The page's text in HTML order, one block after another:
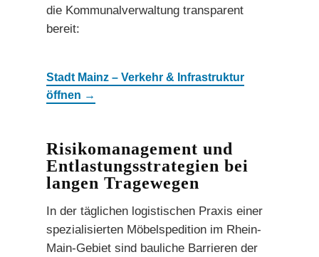
die Kommunalverwaltung transparent
bereit:
Stadt Mainz – Verkehr & Infrastruktur
öffnen →
Risikomanagement und
Entlastungsstrategien bei
langen Tragewegen
In der täglichen logistischen Praxis einer
spezialisierten Möbelspedition im Rhein-
Main-Gebiet sind bauliche Barrieren der